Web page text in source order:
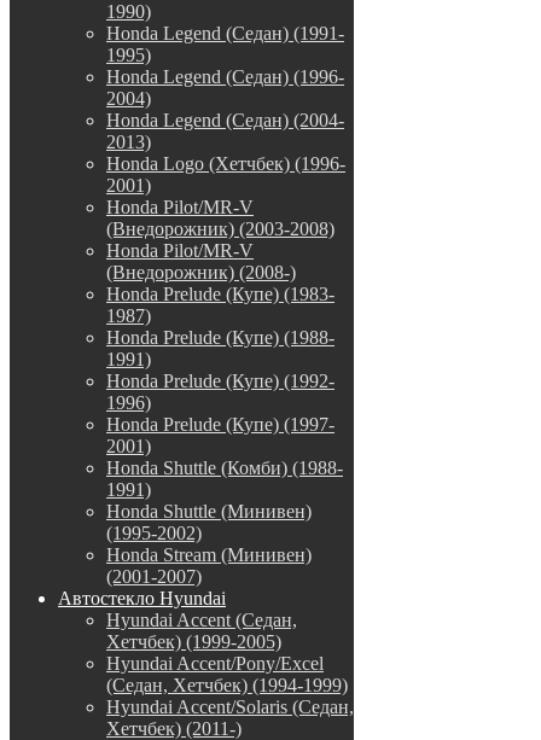
1990)
Honda Legend (Седан) (1991-
1995)
Honda Legend (Седан) (1996-
2004)
Honda Legend (Седан) (2004-
2013)
Honda Logo (Хетчбек) (1996-
2001)
Honda Pilot/MR-V
(Внедорожник) (2003-2008)
Honda Pilot/MR-V
(Внедорожник) (2008-)
Honda Prelude (Купе) (1983-
1987)
Honda Prelude (Купе) (1988-
1991)
Honda Prelude (Купе) (1992-
1996)
Honda Prelude (Купе) (1997-
2001)
Honda Shuttle (Комби) (1988-
1991)
Honda Shuttle (Минивен)
(1995-2002)
Honda Stream (Минивен)
(2001-2007)
Автостекло Hyundai
Hyundai Accent (Седан,
Хетчбек) (1999-2005)
Hyundai Accent/Pony/Excel
(Седан, Хетчбек) (1994-1999)
Hyundai Accent/Solaris (Седан,
Хетчбек) (2011-)